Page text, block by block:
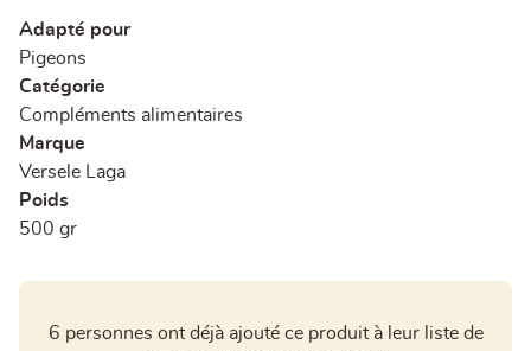
Adapté pour
Pigeons
Catégorie
Compléments alimentaires
Marque
Versele Laga
Poids
500 gr
6 personnes ont déjà ajouté ce produit à leur liste de